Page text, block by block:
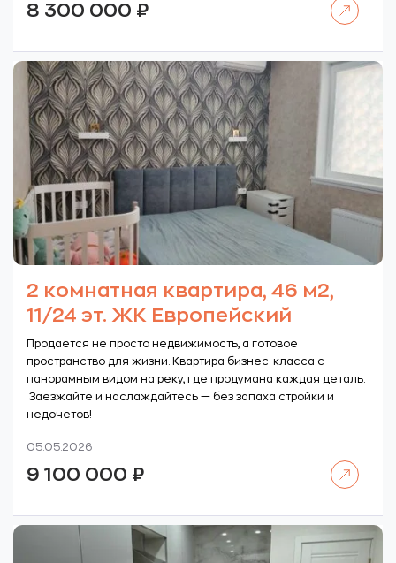
8 300 000 ₽
2 комнатная квартира, 46 м2,
11/24 эт. ЖК Европейский
Продается не просто недвижимость, а готовое
пространство для жизни. Квартира бизнес-класса с
панорамным видом на реку, где продумана каждая деталь.
Заезжайте и наслаждайтесь — без запаха стройки и
недочетов!
05.05.2026
9 100 000 ₽